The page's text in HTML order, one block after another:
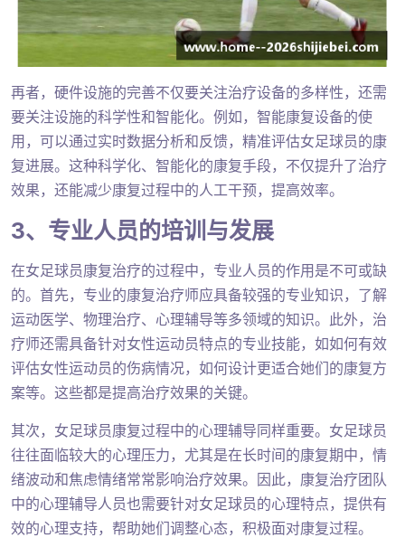
再者，硬件设施的完善不仅要关注治疗设备的多样性，还需
要关注设施的科学性和智能化。例如，智能康复设备的使
用，可以通过实时数据分析和反馈，精准评估女足球员的康
复进展。这种科学化、智能化的康复手段，不仅提升了治疗
效果，还能减少康复过程中的人工干预，提高效率。
3、专业人员的培训与发展
在女足球员康复治疗的过程中，专业人员的作用是不可或缺
的。首先，专业的康复治疗师应具备较强的专业知识，了解
运动医学、物理治疗、心理辅导等多领域的知识。此外，治
疗师还需具备针对女性运动员特点的专业技能，如如何有效
评估女性运动员的伤病情况，如何设计更适合她们的康复方
案等。这些都是提高治疗效果的关键。
其次，女足球员康复过程中的心理辅导同样重要。女足球员
往往面临较大的心理压力，尤其是在长时间的康复期中，情
绪波动和焦虑情绪常常影响治疗效果。因此，康复治疗团队
中的心理辅导人员也需要针对女足球员的心理特点，提供有
效的心理支持，帮助她们调整心态，积极面对康复过程。